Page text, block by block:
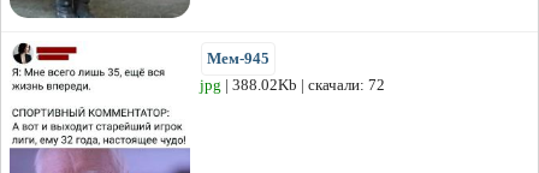
Мем-945
jpg | 388.02Kb | скачали: 72